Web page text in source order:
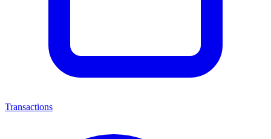
Transactions